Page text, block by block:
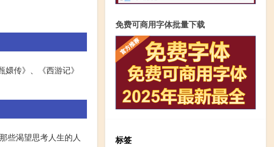
传》、《西游记》
些渴望思考人生的人
免费可商用字体批量下载
标签